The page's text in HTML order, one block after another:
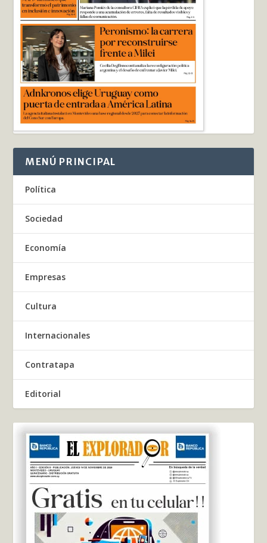
MENÚ PRINCIPAL
Política
Sociedad
Economía
Empresas
Cultura
Internacionales
Contratapa
Editorial